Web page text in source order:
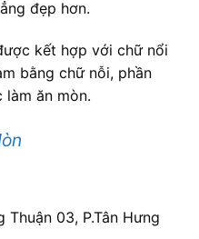
đẹp hơn.
kết hợp với chữ nổi
bằng chữ nỗi, phần
ăn mòn.
03, P.Tân Hưng